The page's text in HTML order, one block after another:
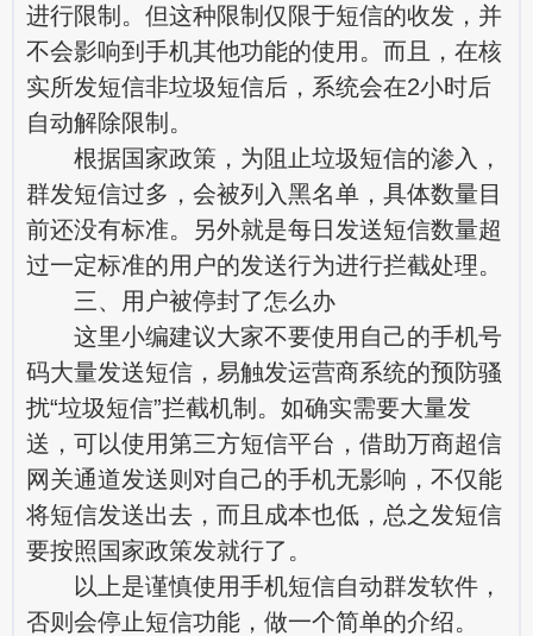
进行限制。但这种限制仅限于短信的收发，并
不会影响到手机其他功能的使用。而且，在核
实所发短信非垃圾短信后，系统会在2小时后
自动解除限制。
根据国家政策，为阻止垃圾短信的渗入，
群发短信过多，会被列入黑名单，具体数量目
前还没有标准。另外就是每日发送短信数量超
过一定标准的用户的发送行为进行拦截处理。
三、用户被停封了怎么办
这里小编建议大家不要使用自己的手机号
码大量发送短信，易触发运营商系统的预防骚
扰“垃圾短信”拦截机制。如确实需要大量发
送，可以使用第三方短信平台，借助万商超信
网关通道发送则对自己的手机无影响，不仅能
将短信发送出去，而且成本也低，总之发短信
要按照国家政策发就行了。
以上是谨慎使用手机短信自动群发软件，
否则会停止短信功能，做一个简单的介绍。